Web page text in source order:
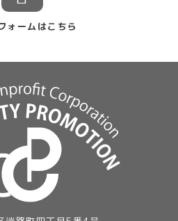
ォームはこちら